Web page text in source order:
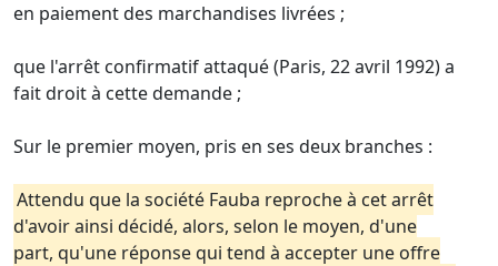
en paiement des marchandises livrées ;
que l'arrêt confirmatif attaqué (Paris, 22 avril 1992) a
fait droit à cette demande ;
Sur le premier moyen, pris en ses deux branches :
Attendu que la société Fauba reproche à cet arrêt
d'avoir ainsi décidé, alors, selon le moyen, d'une
part, qu'une réponse qui tend à accepter une offre